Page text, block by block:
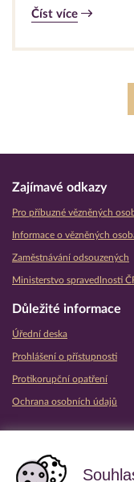
Číst více
Zajímavé odkazy
Pro příbuzné vězněných
Informace o vězněných
Zaměstnávání odsouzených
Ministerstvo spravedlnosti
Důležité informace
Úřední deska
Prohlášení o přístupnosti
Protikorupční opatření
Ochrana osobních údajů